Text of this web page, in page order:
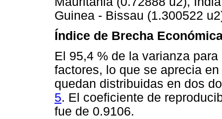
Guinea - Bissau (1.300522
Índice de Brecha
El 95,4 % de la varianza
factores, lo que se aprecia
quedan distribuidas en dos
5. El coeficiente de
fue de 0.9106.